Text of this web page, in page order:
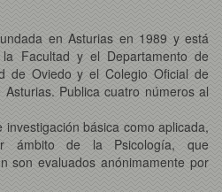
en Asturias en 1989 y está
Facultad y el Departamento de
de Oviedo y el Colegio Oficial de
Publica cuatro números al
básica como aplicada,
ámbito de la Psicología, que
son evaluados anónimamente por